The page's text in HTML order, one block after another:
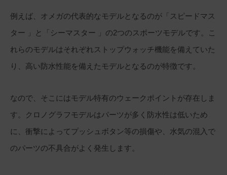
例えば、オメガの代表的なモデルとなるのが「スピードマス
ター 」と「シーマスター 」の2つのスポーツモデルです。こ
れらのモデルはそれぞれストップウォッチ機能を備えていた
り、高い防水性能を備えたモデルとなるのが特徴です。
なので、そこにはモデル特有のウェークポイントが存在しま
す。クロノグラフモデルはパーツが多く防水性は低いため
に、衝撃によってプッシュボタン等の損傷や、水気の混入で
のパーツの不具合がよく発生します。